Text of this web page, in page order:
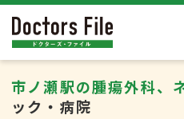
市ノ瀬駅の腫瘍外科、
ック・病院